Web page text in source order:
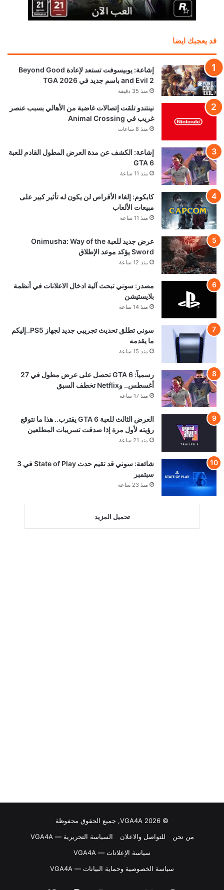
قد يعجبك ايضا
إشاعة: يوبيسوفت تستعد لإعادة Beyond Good
and Evil 2 باسم جديد في TGA 2026
منذ 35 دقيقة
نينتندو تلقت إتصالات غاضبة من الأهالي بسبب عنصر
غريب في Animal Crossing
منذ 8 ساعات
إشاعة: الكشف عن مدة العرض المطول القادم للعبة
GTA 6
منذ 11 ساعة
كابكوم: إلغاء الأقراص لن يكون له تأثير كبير على
مبيعات الألعاب
منذ 11 ساعة
عرض جديد للعبة Onimusha: Way of the
Sword يؤكد موعد الإطلاق
منذ 12 ساعة
مصدر: سوني تبحث آلية ادخال الاعلانات في أنظمة
بلايستيشن
منذ 14 ساعة
سوني تطلق تحديث تجريبي جديد لجهاز PS5..إليكم
ما يقدمه
منذ 15 ساعة
رسمياً: GTA 6 تحصل على عرض مطول في 27
أغسطس.. وNetflix تخطف السبق
منذ 17 ساعة
العرض الثالث للعبة GTA 6 يقترب.. هذا ما نتوقع
رؤيته لأول مرة إذا صدقت تسريبات المطلعين
منذ 21 ساعة
شائعة: سوني قد تقيم حدث State of Play في 3
سبتمبر
منذ 23 ساعة
تحميل المزيد
© VGA4A 2026, جميع الحقوق محفوظة
من نحن
للتواصل والاعلان
السياسة التحريرية — VGA4A
سياسة الإعلانات — VGA4A
سياسة الخصوصية وحماية البيانات — VGA4A